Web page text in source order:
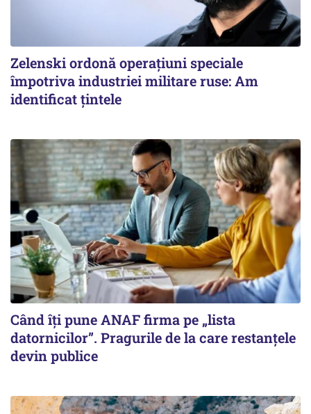
Zelenski ordonă operațiuni speciale
împotriva industriei militare ruse: Am
identificat țintele
Când îți pune ANAF firma pe „lista
datornicilor”. Pragurile de la care restanțele
devin publice